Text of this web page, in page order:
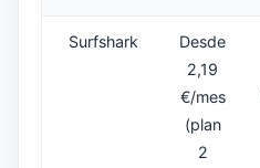
Surfshark
Desde
2,19
€/mes
(plan
2